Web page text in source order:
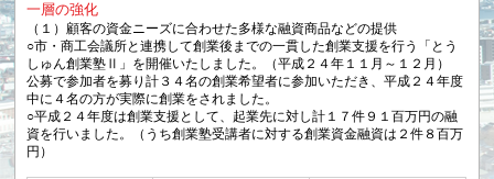
一層の強化
（１）顧客の資金ニーズに合わせた多様な融資商品などの提供
○市・商工会議所と連携して創業後までの一貫した創業支援を行う「とう
しゅん創業塾Ⅱ」を開催いたしました。（平成２４年１１月～１２月）
公募で参加者を募り計３４名の創業希望者に参加いただき、平成２４年度
中に４名の方が実際に創業をされました。
○平成２４年度は創業支援として、起業先に対し計１７件９１百万円の融
資を行いました。（うち創業塾受講者に対する創業資金融資は２件８百万
円）